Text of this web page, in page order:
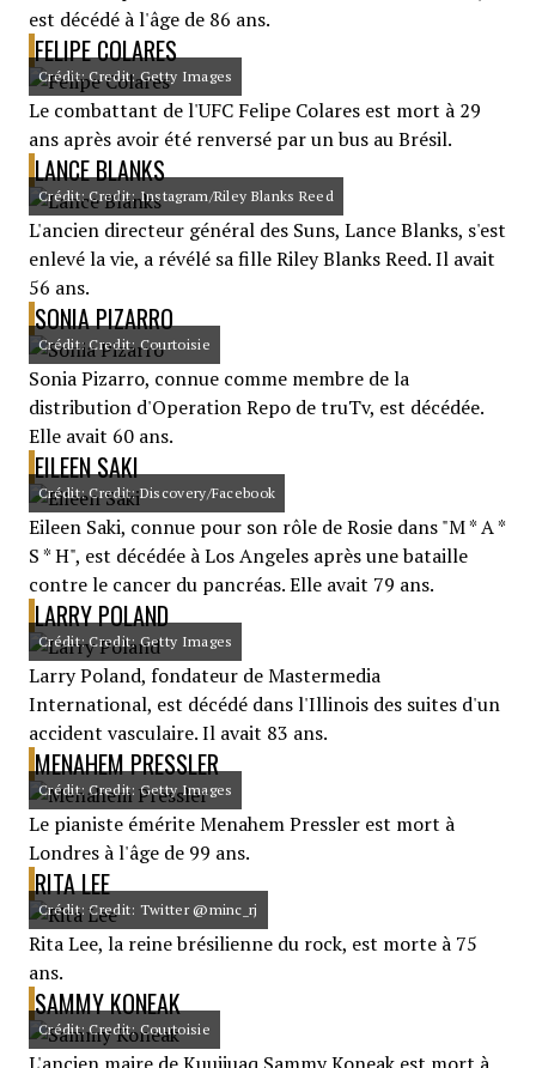
est décédé à l'âge de 86 ans.
FELIPE COLARES
Crédit: Credit: Getty Images
Le combattant de l'UFC Felipe Colares est mort à 29
ans après avoir été renversé par un bus au Brésil.
LANCE BLANKS
Crédit: Credit: Instagram/Riley Blanks Reed
L'ancien directeur général des Suns, Lance Blanks, s'est
enlevé la vie, a révélé sa fille Riley Blanks Reed. Il avait
56 ans.
SONIA PIZARRO
Crédit: Credit: Courtoisie
Sonia Pizarro, connue comme membre de la
distribution d'Operation Repo de truTv, est décédée.
Elle avait 60 ans.
EILEEN SAKI
Crédit: Credit: Discovery/Facebook
Eileen Saki, connue pour son rôle de Rosie dans "M * A *
S * H", est décédée à Los Angeles après une bataille
contre le cancer du pancréas. Elle avait 79 ans.
LARRY POLAND
Crédit: Credit: Getty Images
Larry Poland, fondateur de Mastermedia
International, est décédé dans l'Illinois des suites d'un
accident vasculaire. Il avait 83 ans.
MENAHEM PRESSLER
Crédit: Credit: Getty Images
Le pianiste émérite Menahem Pressler est mort à
Londres à l'âge de 99 ans.
RITA LEE
Crédit: Credit: Twitter @minc_rj
Rita Lee, la reine brésilienne du rock, est morte à 75
ans.
SAMMY KONEAK
Crédit: Credit: Courtoisie